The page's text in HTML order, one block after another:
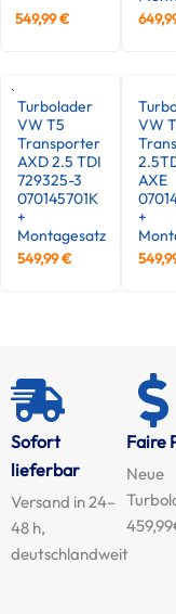
549,99€
Turbolader
VW T5
Transporter
AXD 2.5 TDI
729325-3
070145701K
+
Montagesatz
549,99€
VW
AXE
+
Sofort
lieferbar
Versand in 24–
48 h,
deutschlandweit
Faire
Neue